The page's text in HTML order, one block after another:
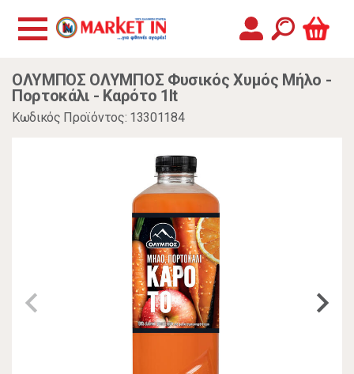
ΟΛΥΜΠΟΣ ΟΛΥΜΠΟΣ Φυσικός Χυμός Μήλο -
Πορτοκάλι - Καρότο 1lt
Κωδικός Προϊόντος: 13301184